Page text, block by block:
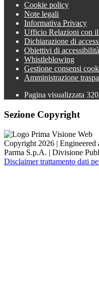
Cookie policy
Note legali
Informativa Privacy
Ufficio Relazioni con
Dichiarazione di
Obiettivi di accessibilità
Whistleblowing
Gestione consensi
Amministrazione
Pagina visualizzata 320
Sezione Copyright
Copyright 2026 |
Parma S.p.A. | Divisione
Disclaimer trattamento dati